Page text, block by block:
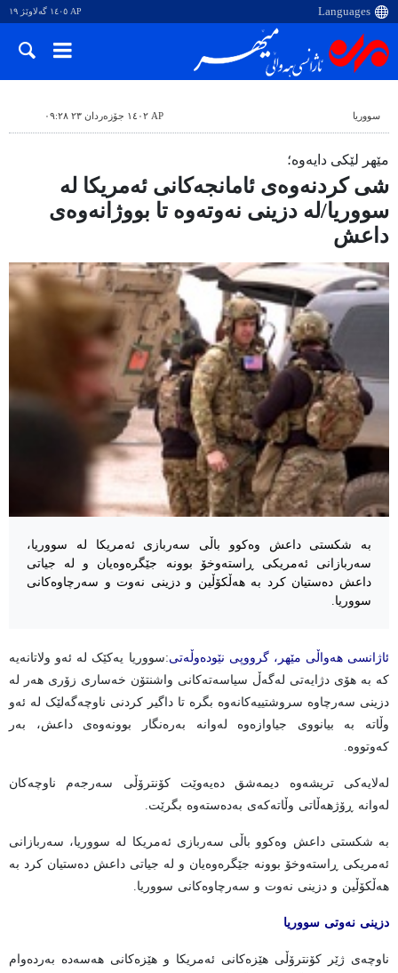
AP ١٤٠٥ گەلاوێژ ١٩
سووریا AP ١٤٠٢ جۆزەردان ٢٣ ٠٩:٢٨
مێهر لێکی دایەوە؛
شی کردنەوەی ئامانجەکانی ئەمریکا لە
سووریا/لە دزینی نەوتەوە تا بووژانەوەی
داعش
بە شکستی داعش وەکوو باڵی سەربازی ئەمریکا لە سووریا،
سەربازانی ئەمریکی ڕاستەوخۆ بوونە جێگرەوەیان و لە جیاتی
داعش دەستیان کرد بە هەڵکۆڵین و دزینی نەوت و سەرچاوەکانی
سووریا.
ئاژانسی هەواڵی مێهر، گرووپی نێودەوڵەتی:سووریا یەکێک لە ئەو ولاتانەیە
کە بە هۆی دژایەتی لەگەڵ سیاسەتەکانی واشنتۆن خەساری زۆری هەر لە
دزینی سەرچاوە سروشتییەکانەوە بگرە تا داگیر کردنی ناوچەگەلێک لە ئەو
وڵاتە بە بیانووی جیاوازەوە لەوانە بەرەنگار بوونەوەی داعش، بەر
کەوتووە.
لەلایەکی تریشەوە دیمەشق دەیەوێت کۆنترۆڵی سەرجەم ناوچەکان
لەوانە ڕۆژهەڵاتی وڵاتەکەی بەدەستەوە بگرێت.
بە شکستی داعش وەکوو باڵی سەربازی ئەمریکا لە سووریا، سەربازانی
ئەمریکی ڕاستەوخۆ بوونە جێگرەوەیان و لە جیاتی داعش دەستیان کرد بە
هەڵکۆڵین و دزینی نەوت و سەرچاوەکانی سووریا.
دزینی نەوتی سووریا
ناوچەی ژێر کۆنترۆڵی هێزەکانی ئەمریکا و هێزەکانی هەسەدە بەردەوام